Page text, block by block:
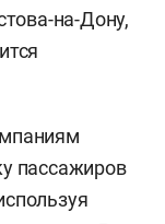
на-Дону,
пассажиров